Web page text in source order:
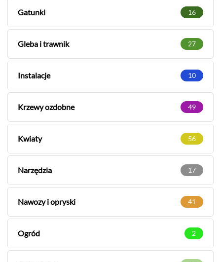
Gatunki 16
Gleba i trawnik 27
Instalacje 10
Krzewy ozdobne 49
Kwiaty 56
Narzędzia 17
Nawozy i opryski 41
Ogród 2